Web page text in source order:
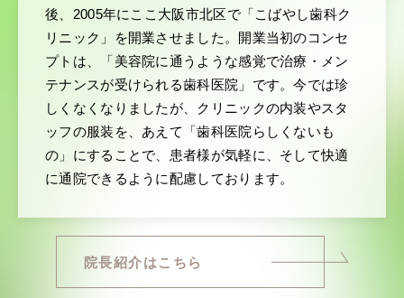
後、2005年にここ大阪市北区で「こばやし歯科ク
リニック」を開業させました。開業当初のコンセ
プトは、「美容院に通うような感覚で治療・メン
テナンスが受けられる歯科医院」です。今では珍
しくなくなりましたが、クリニックの内装やスタ
ッフの服装を、あえて「歯科医院らしくないも
の」にすることで、患者様が気軽に、そして快適
に通院できるように配慮しております。
院長紹介はこちら